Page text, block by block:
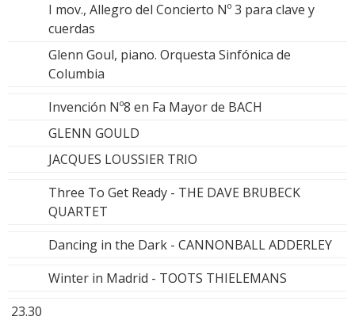
I mov., Allegro del Concierto Nº 3 para clave y
cuerdas
Glenn Goul, piano. Orquesta Sinfónica de
Columbia
Invención Nº8 en Fa Mayor de BACH
GLENN GOULD
JACQUES LOUSSIER TRIO
Three To Get Ready - THE DAVE BRUBECK
QUARTET
Dancing in the Dark - CANNONBALL ADDERLEY
Winter in Madrid - TOOTS THIELEMANS
23.30